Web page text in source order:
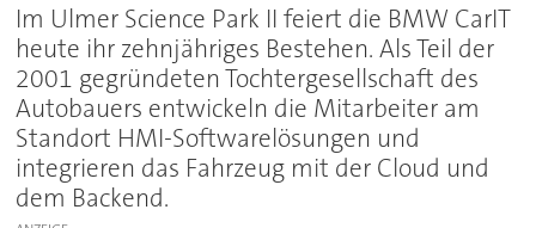
Im Ulmer Science Park II feiert die BMW CarIT
heute ihr zehnjähriges Bestehen. Als Teil der
2001 gegründeten Tochtergesellschaft des
Autobauers entwickeln die Mitarbeiter am
Standort HMI-Softwarelösungen und
integrieren das Fahrzeug mit der Cloud und
dem Backend.